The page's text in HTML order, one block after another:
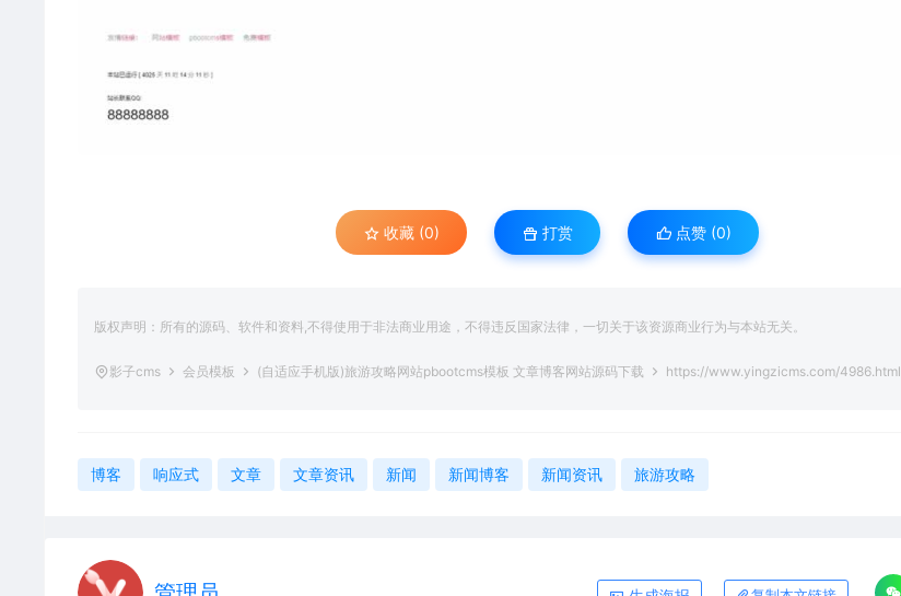
收藏 (0) 打赏 点赞 (0)
版权声明：所有的源码、软件和资料,不得使用于非法商业用途，不得违反国家法律，一切关于该资源商业行为与本站无关。
影子cms 会员模板 (自适应手机版)旅游攻略网站pbootcms模板 文章博客网站源码下载 https://www.yingzicms.com/4986.html
博客 响应式 文章 文章资讯 新闻 新闻博客 新闻资讯 旅游攻略